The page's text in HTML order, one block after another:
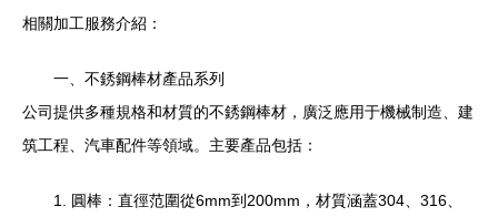
相關加工服務介紹：
一、不銹鋼棒材產品系列
公司提供多種規格和材質的不銹鋼棒材，廣泛應用于機械制造、建
筑工程、汽車配件等領域。主要產品包括：
1. 圓棒：直徑范圍從6mm到200mm，材質涵蓋304、316、